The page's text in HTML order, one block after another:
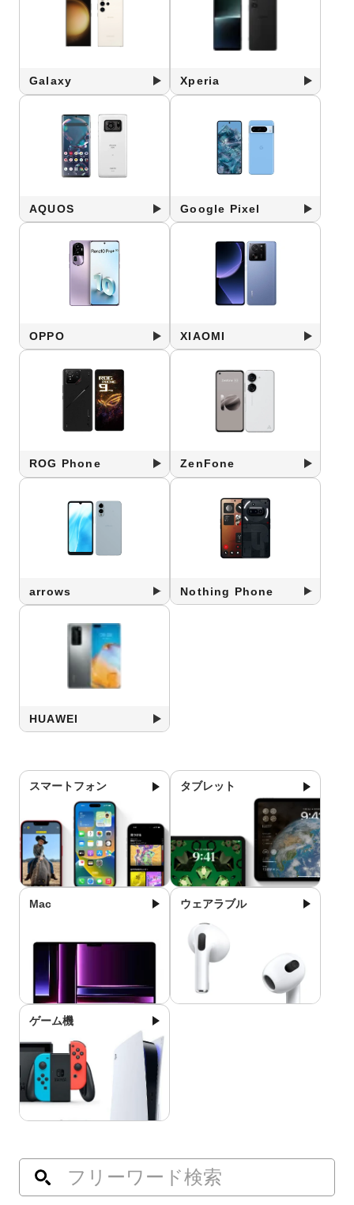
Galaxy Xperia
AQUOS Google Pixel
OPPO XIAOMI
ROG Phone ZenFone
arrows Nothing Phone
HUAWEI
スマートフォン タブレット
Mac ウェアラブル
ゲーム機